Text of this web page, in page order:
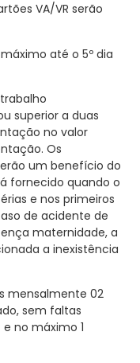
VA/VR serão
até o 5º dia
superior a duas
no valor
Os
um benefício do
fornecido quando o
e nos primeiros
de acidente de
maternidade, a
a inexistência
mensalmente 02
sem faltas
no máximo 1